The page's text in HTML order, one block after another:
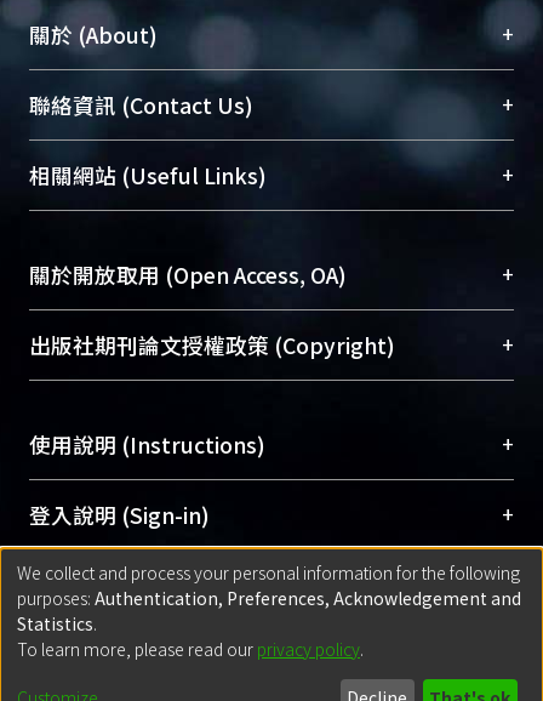
關於 (About) +
臺大位居世界頂尖大學之列，為永久珍藏及向國際
展現本校豐碩的研究成果及學術能量，圖書館整合
機構典藏（NTUR）與學術庫（AH）不同功能平
台，成為臺大學術典藏NTU scholars。期能整合研
成果。
To permanently archive and promote researcher
profiles and scholarly works, Library integrates the
services of “NTU Repository” with “Academic
聯絡資訊 (Contact Us) +
總館學科館員(Main Library)
醫學圖書館學科館員(Medical Library)
Sciences Library)
相關網站 (Useful Links) +
關於開放取用 (Open Access, OA) +
開放取用是從使用者角度提升資訊取用性的社會運
動，應用在學術研究上是透過將研究著作公開供使
用逐年攀升。同時可加速研究發展、提升研究影響
Archive）平台。 （點選深入了解OA）
出版社期刊論文授權政策 (Copyright) +
含部分內容的版權非匯入者所有，或由第三方贊
助與合作完成，請確認該版權所有者及第三方同
意提供此授權。
Please represent that the submission is your
original work, and that you have the right to
grant the rights to upload.
若欲上傳已出版的全文電子檔，可使用
policy finder
網站查詢，以確認出版單位之版權
使用說明 (Instructions) +
網站簡介(Quickstart Guide)
使用手冊(Instruction Manual)
線上預約服務(Booking Service)
登入說明 (Sign-in) +
方案一：臺灣大學計算機中心帳號登入
(With C&INC Email Account)
方案二：ORCID帳號登入(With ORCID)
匯入著作 (Submission) +
方案一：定期更新ORCID者，以ID匯入
for identifier (ORCID))
Built withDSpace-CRIS software - Extension maintained and optimized
We collect and process your personal information for the following
purposes: Authentication, Preferences, Acknowledgement and
Statistics.
To learn more, please read our privacy policy.